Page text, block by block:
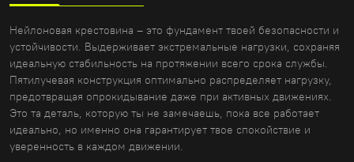
Нейлоновая крестовина – это фундамент твоей безопасности и
устойчивости. Выдерживает экстремальные нагрузки, сохраняя
идеальную стабильность на протяжении всего срока службы.
Пятилучевая конструкция оптимально распределяет нагрузку,
предотвращая опрокидывание даже при активных движениях.
Это та деталь, которую ты не замечаешь, пока все работает
идеально, но именно она гарантирует твое спокойствие и
уверенность в каждом движении.